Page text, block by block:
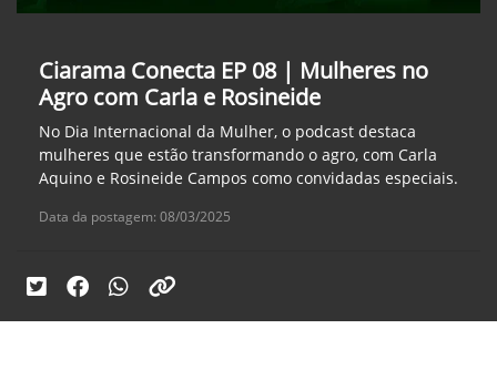
Ciarama Conecta EP 08 | Mulheres no
Agro com Carla e Rosineide
No Dia Internacional da Mulher, o podcast destaca
mulheres que estão transformando o agro, com Carla
Aquino e Rosineide Campos como convidadas especiais.
Data da postagem: 08/03/2025